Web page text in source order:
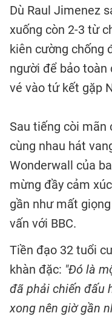
Dù Raul Jimenez
xuống còn 2-3 từ
kiên cường chống
người để bảo toàn
vé vào tứ kết gặp
Sau tiếng còi mãn
cùng nhau hát
Wonderwall của
mừng đầy cảm
gần như mất
vấn với BBC.
Tiền đạo 32 tuổi
khàn đặc: "Đó là
đã phải chiến đấu
xong nên giờ gần